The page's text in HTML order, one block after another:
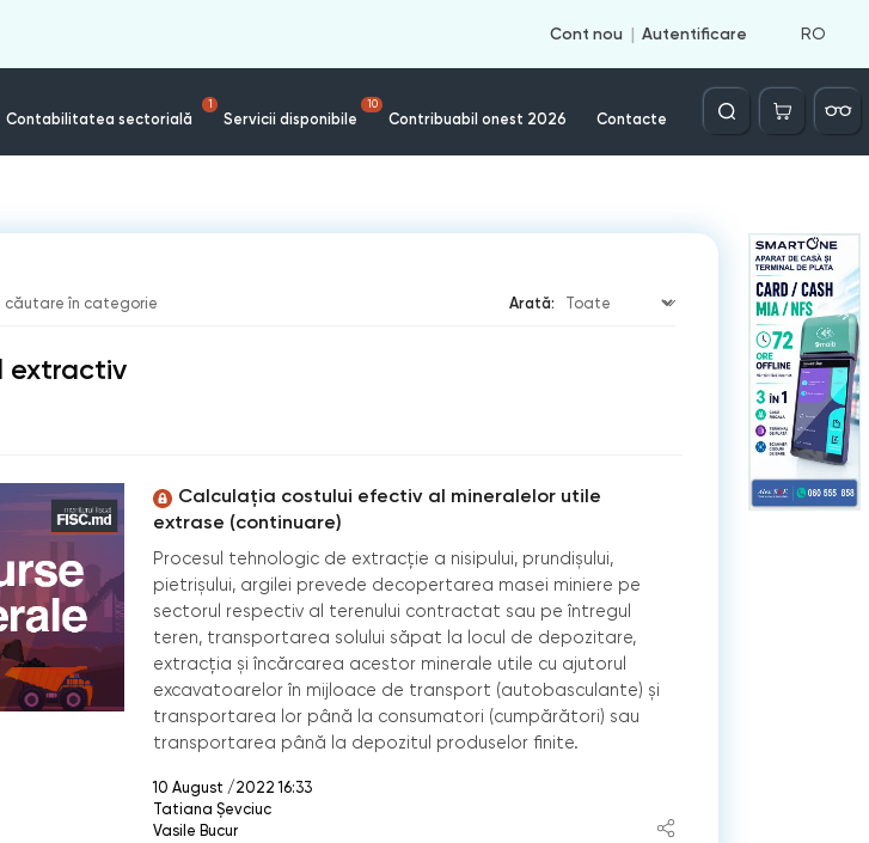
Cont nou Autentificare RO
Contabilitatea sectorială
1
Servicii disponibile
10
Contribuabil onest 2026 Contacte
Căutare
căutare în categorie Arată:
extractiv
Calculația costului efectiv al mineralelor utile
extrase (continuare)
Procesul tehnologic de extracție a nisipului, prundișului,
pietrișului, argilei prevede decopertarea masei miniere pe
sectorul respectiv al terenului contractat sau pe întregul
teren, transportarea solului săpat la locul de depozitare,
extracția și încărcarea acestor minerale utile cu ajutorul
excavatoarelor în mijloace de transport (autobasculante) și
transportarea lor până la consumatori (cumpărători) sau
transportarea până la depozitul produselor finite.
10 August /2022 16:33
Tatiana Șevciuc
Vasile Bucur